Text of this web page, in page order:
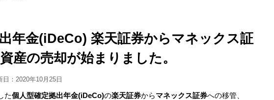
年金(iDeCo) 楽天証券からマネックス証
産の売却が始まりました。
： 2020年10月25日
た個人型確定拠出年金(iDeCo)の楽天証券からマネックス証券への移管、